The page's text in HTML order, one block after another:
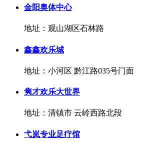
金阳奥体中心
地址：观山湖区石林路
鑫鑫欢乐城
地址：小河区 黔江路035号门面
隽才欢乐大世界
地址：清镇市 云岭西路北段
弋岚专业足疗馆